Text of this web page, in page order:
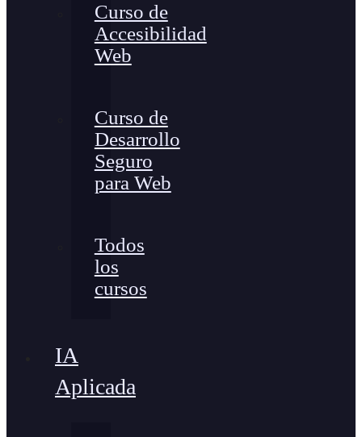
Curso de
Accesibilidad
Web
Curso de
Desarrollo
Seguro
para Web
Todos
los
cursos
IA
Aplicada